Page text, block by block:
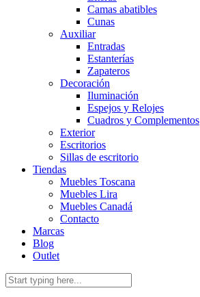
Camas abatibles
Cunas
Auxiliar
Entradas
Estanterías
Zapateros
Decoración
Iluminación
Espejos y Relojes
Cuadros y Complementos
Exterior
Escritorios
Sillas de escritorio
Tiendas
Muebles Toscana
Muebles Lira
Muebles Canadá
Contacto
Marcas
Blog
Outlet